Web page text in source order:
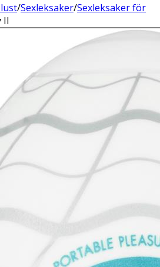
/Sexleksaker/Sexleksaker för
II